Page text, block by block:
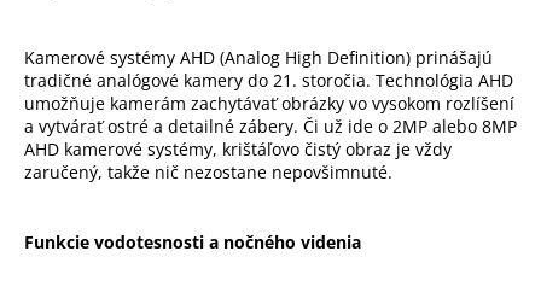
v
ý
p
i
s
u
Kamerové systémy AHD (Analog High Definition) prinášajú
tradičné analógové kamery do 21. storočia. Technológia AHD
umožňuje kamerám zachytávať obrázky vo vysokom rozlíšení
a vytvárať ostré a detailné zábery. Či už ide o 2MP alebo 8MP
AHD kamerové systémy, krištáľovo čistý obraz je vždy
zaručený, takže nič nezostane nepovšimnuté.
Funkcie vodotesnosti a nočného videnia